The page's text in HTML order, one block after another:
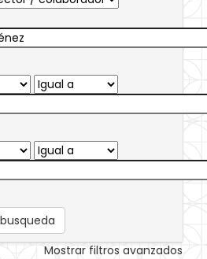
Mostrar filtros avanzados